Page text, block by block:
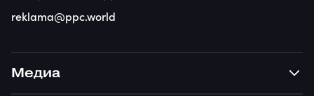
Медиа
reklama@ppc.world